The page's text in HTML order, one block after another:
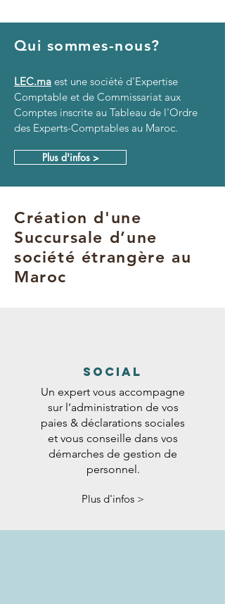
Qui sommes-nous?
LEC.ma est une société d'Expertise
Comptable et de Commissariat aux
Comptes inscrite au Tableau de l'Ordre
des Experts-Comptables au Maroc.
Plus d'infos >
Création d'une
Succursale d’une
société étrangère au
Maroc
SOCIAL
Un expert vous accompagne
sur l’administration de vos
paies & déclarations sociales
et vous conseille dans vos
démarches de gestion de
personnel.
Plus d'infos >